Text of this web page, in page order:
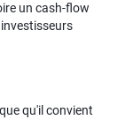
un cash-flow
qu'il convient